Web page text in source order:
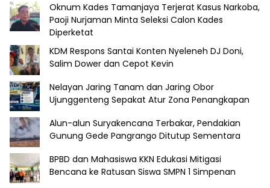
Oknum Kades Tamanjaya Terjerat Kasus Narkoba,
Paoji Nurjaman Minta Seleksi Calon Kades
Diperketat
KDM Respons Santai Konten Nyeleneh DJ Doni,
Salim Dower dan Cepot Kevin
Nelayan Jaring Tanam dan Jaring Obor
Ujunggenteng Sepakat Atur Zona Penangkapan
Alun-alun Suryakencana Terbakar, Pendakian
Gunung Gede Pangrango Ditutup Sementara
BPBD dan Mahasiswa KKN Edukasi Mitigasi
Bencana ke Ratusan Siswa SMPN 1 Simpenan